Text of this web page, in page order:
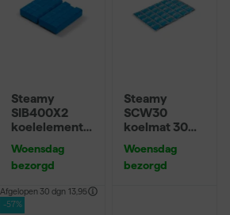
Steamy
SIB400X2
koelelement
stuks
Woensdag
bezorgd
Afgelopen 30 dgn 13,95
-57%
Steamy
SCW30
koelmat 30
Woensdag
bezorgd